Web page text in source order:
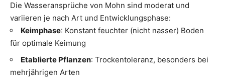
Die Wasseransprüche von Mohn sind moderat und
variieren je nach Art und Entwicklungsphase:
Keimphase: Konstant feuchter (nicht nasser) Boden
für optimale Keimung
Etablierte Pflanzen: Trockentoleranz, besonders bei
mehrjährigen Arten